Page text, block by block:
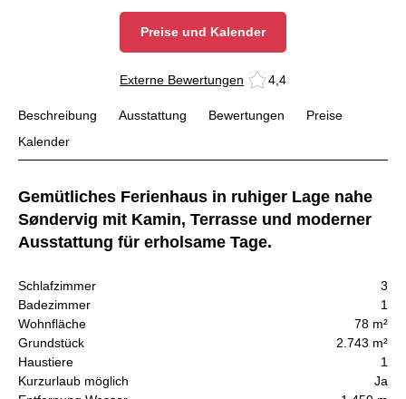
Preise und Kalender
Externe Bewertungen 4,4
Beschreibung Ausstattung Bewertungen
Preise
Kalender
Gemütliches Ferienhaus in ruhiger Lage nahe
Søndervig mit Kamin, Terrasse und moderner
Ausstattung für erholsame Tage.
Schlafzimmer
3
Badezimmer
1
Wohnfläche
78 m²
Grundstück
2.743 m²
Haustiere
1
Kurzurlaub möglich
Ja